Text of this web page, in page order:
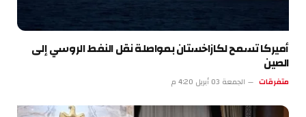
أميركا تسمح لكازاخستان بمواصلة نقل النفط الروسي إلى
الصين
متفرقات الجمعة 03 أبريل 4:20 م